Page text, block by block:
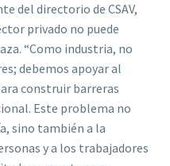
del directorio de CSAV,
privado no puede
“Como industria, no
debemos apoyar al
construir barreras
Este problema no
sino también a la
y a los trabajadores